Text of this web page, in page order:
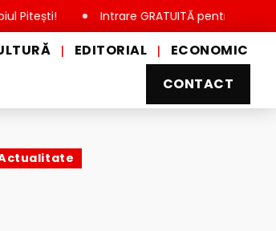
Intrare GRATUITĂ pentru copii, elevi și
| EDITORIAL |
ECONOMIC
CONTACT